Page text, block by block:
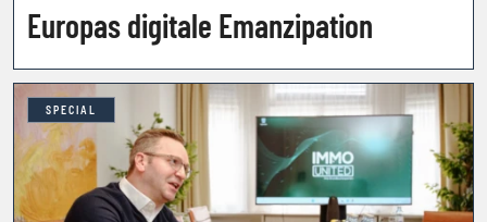
Europas digitale Emanzipation
SPECIAL